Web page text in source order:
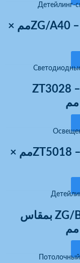
أضواء ورشة التلميع ZG/A40 – 2800مم ×
إضاءات LED للجراج ZT3028 –
إضاءة محل التلميع ZT5018 – ‎2543مم ×
إضاءة ورشة التلميع ZG/B40 بمقاس